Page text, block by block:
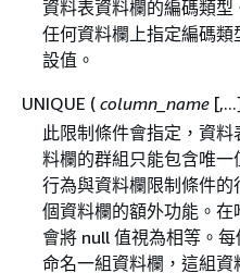
資料表資料欄的編碼類
任何資料欄上指定編碼類
設值。
UNIQUE ( column_name
此限制條件會指定，資
料欄的群組只能包含唯
行為與資料欄限制條件
個資料欄的額外功能。
會將 null 值視為相等。
命名一組資料欄，這組